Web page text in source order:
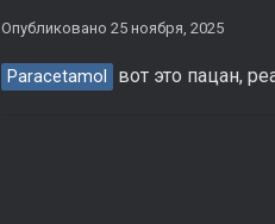
Опубликовано 25 ноября, 2025
Paracetamol вот это пацан,